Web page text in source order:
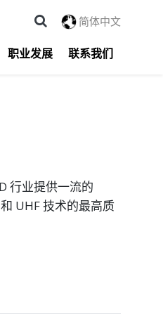
职业发展 联系我们
简体中文
行业提供一流的
UHF 技术的最高质